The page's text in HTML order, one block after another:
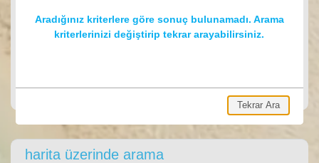
harita üzerinde arama
Aradığınız kriterlere göre sonuç bulunamadı. Arama
kriterlerinizi değiştirip tekrar arayabilirsiniz.
Tekrar Ara